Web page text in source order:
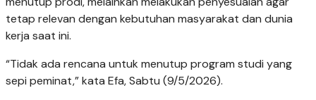
tetap relevan dengan kebutuhan masyarakat dan dunia
kerja saat ini.
“Tidak ada rencana untuk menutup program studi yang
sepi peminat,” kata Efa, Sabtu (9/5/2026).